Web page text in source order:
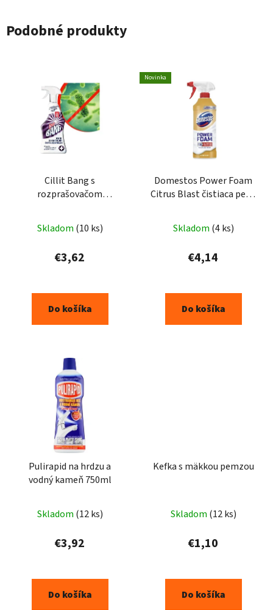
Podobné produkty
Cillit Bang s
rozprašovačom
Skladom (10 ks)
€3,62
Do košíka
Novinka
Domestos Power Foam
Citrus Blast čistiaca pena
Skladom (4 ks)
€4,14
Do košíka
Pulirapid na hrdzu a
vodný kameň 750ml
Skladom (12 ks)
€3,92
Do košíka
Kefka s mäkkou pemzou
Skladom (12 ks)
€1,10
Do košíka